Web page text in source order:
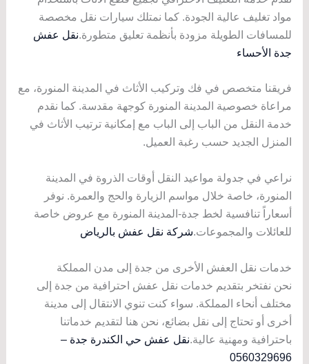
مواد تغليف عالية الجودة. كما نمتلك سيارات نقل مخصصة
للمسافات الطويلة مزودة بأنظمة تعليق متطورة.نقل عفش
جدة الأحساء
فريقنا متخصص في فك وتركيب الأثاث في المدينة المنورة، مع
مراعاة خصوصية المدينة المنورة كوجهة مقدسة. كما نقدم
خدمة النقل من الباب إلى الباب مع إمكانية ترتيب الأثاث في
المنزل الجديد حسب رغبة العميل.
نراعي في جدولة مواعيد النقل أوقات الذروة في المدينة
المنورة، خاصة خلال مواسم الزيارة والحج والعمرة. نوفر
أسعاراً تنافسية لخط جدة-المدينة المنورة مع عروض خاصة
للعائلات والمجموعات.شركة نقل عفش بالرياض
خدمات نقل العفش الأخرى من جدة إلى مدن المملكة
نحن نفتخر بتقديم خدمات نقل عفش احترافية من جدة إلى
مختلف أنحاء المملكة. سواء كنت تنوي الانتقال إلى مدينة
أخرى أو تحتاج إلى نقل بضائع، نحن هنا لتقديم خدماتنا
باحترافية ومهنية عالية.نقل عفش حي الكندرة جدة –
0560329696